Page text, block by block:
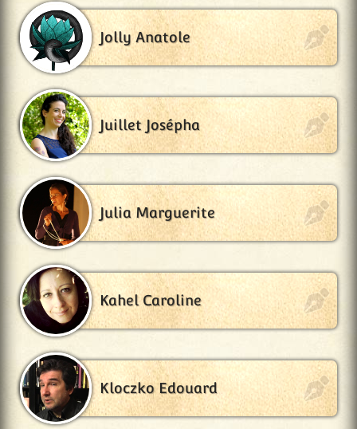
Jolly Anatole
Juillet Josépha
Julia Marguerite
Kahel Caroline
Kloczko Edouard